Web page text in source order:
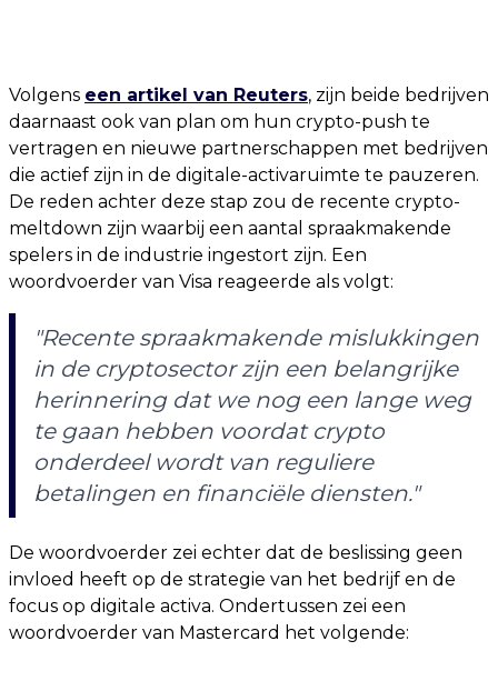
Volgens een artikel van Reuters, zijn beide bedrijven
daarnaast ook van plan om hun crypto-push te
vertragen en nieuwe partnerschappen met bedrijven
die actief zijn in de digitale-activaruimte te pauzeren.
De reden achter deze stap zou de recente crypto-
meltdown zijn waarbij een aantal spraakmakende
spelers in de industrie ingestort zijn. Een
woordvoerder van Visa reageerde als volgt:
"Recente spraakmakende mislukkingen
in de cryptosector zijn een belangrijke
herinnering dat we nog een lange weg
te gaan hebben voordat crypto
onderdeel wordt van reguliere
betalingen en financiële diensten."
De woordvoerder zei echter dat de beslissing geen
invloed heeft op de strategie van het bedrijf en de
focus op digitale activa. Ondertussen zei een
woordvoerder van Mastercard het volgende: